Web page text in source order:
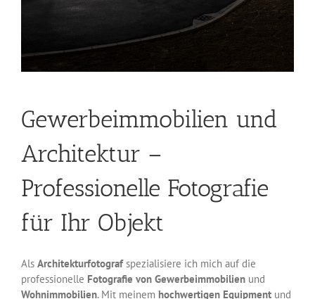
Gewerbeimmobilien und
Architektur –
Professionelle Fotografie
für Ihr Objekt
Als Architekturfotografspezialisiere ich mich auf die
professionelle Fotografie von Gewerbeimmobilienund
Wohnimmobilien. Mit meinem hochwertigen Equipmentund